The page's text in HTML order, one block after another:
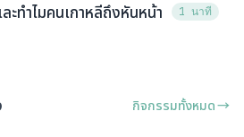
ะทำไมคนเกาหลีถึงหันหน้า
1 นาที
กิจกรรมทั้งหมด →